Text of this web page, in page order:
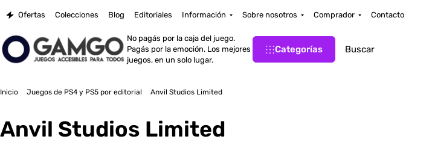
Ofertas Colecciones Blog Editoriales Información Sobre nosotros Comprador Contacto
No pagás por la caja del juego.
Pagás por la emoción. Los mejores
juegos, en un solo lugar.
Categorías
Inicio Juegos de PS4 y PS5 por editorial Anvil Studios Limited
Anvil Studios Limited